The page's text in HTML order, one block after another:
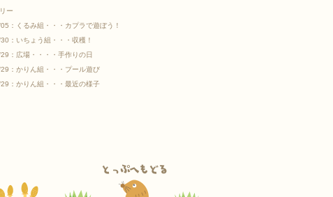
ー
： くるみ組・・・カプラで遊ぼう！
： いちょう組・・・収穫！
： 広場・・・・手作りの日
： かりん組・・・プール遊び
： かりん組・・・最近の様子